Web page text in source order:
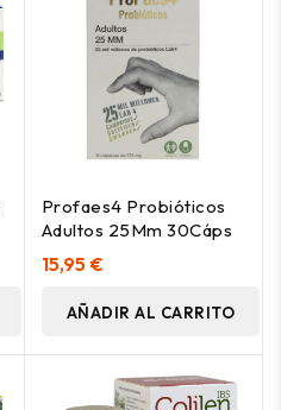
Profaes4 Probióticos
Adultos 25Mm 30Cáps
15,95 €
AÑADIR AL CARRITO